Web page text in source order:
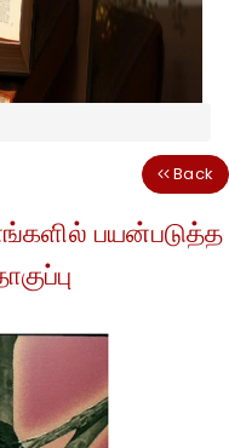
Back
பயன்படுத்த